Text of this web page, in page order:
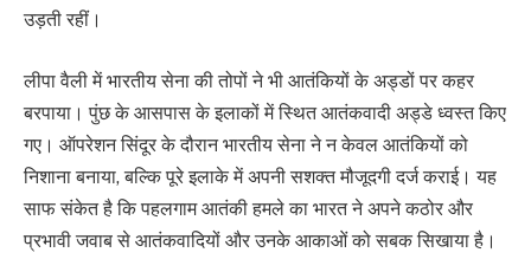
उड़ती रहीं।
लीपा वैली में भारतीय सेना की तोपों ने भी आतंकियों के अड्डों पर कहर
बरपाया। पुंछ के आसपास के इलाकों में स्थित आतंकवादी अड्डे ध्वस्त किए
गए। ऑपरेशन सिंदूर के दौरान भारतीय सेना ने न केवल आतंकियों को
निशाना बनाया, बल्कि पूरे इलाके में अपनी सशक्त मौजूदगी दर्ज कराई। यह
साफ संकेत है कि पहलगाम आतंकी हमले का भारत ने अपने कठोर और
प्रभावी जवाब से आतंकवादियों और उनके आकाओं को सबक सिखाया है।